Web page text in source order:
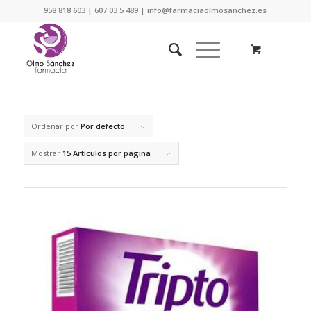
958 818 603 | 607 03 5 489 | info@farmaciaolmosanchez.es
Ordenar por Por defecto
Mostrar 15 Artículos por página